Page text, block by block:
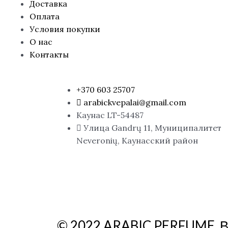
Доставка
Оплата
Условия покупки
О нас
Контакты
+370 603 25707
arabickvepalai@gmail.com
Каунас LT-54487
Улица Gandrų 11, Муниципалитет
Neveronių, Каунасский район